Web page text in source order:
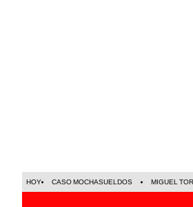
HOY CASO MOCHASUELDOS MIGUEL